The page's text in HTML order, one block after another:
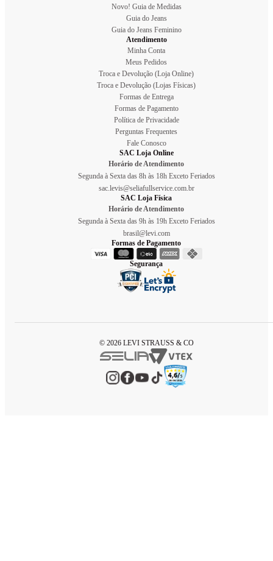
Novo! Guia de Medidas
Guia do Jeans
Guia do Jeans Feminino
Atendimento
Minha Conta
Meus Pedidos
Troca e Devolução (Loja Online)
Troca e Devolução (Lojas Físicas)
Formas de Entrega
Formas de Pagamento
Política de Privacidade
Perguntas Frequentes
Fale Conosco
SAC Loja Online
Horário de Atendimento
Segunda à Sexta das 8h às 18h Exceto Feriados
sac.levis@seliafullservice.com.br
SAC Loja Física
Horário de Atendimento
Segunda à Sexta das 9h às 19h Exceto Feriados
brasil@levi.com
Formas de Pagamento
Segurança
© 2026 LEVI STRAUSS & CO